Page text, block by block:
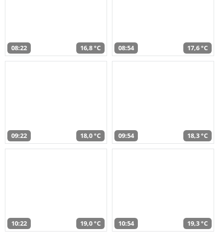
08:22 16,8 °C 08:54 17,6 °C
09:22 18,0 °C 09:54 18,3 °C
10:22 19,0 °C 10:54 19,3 °C